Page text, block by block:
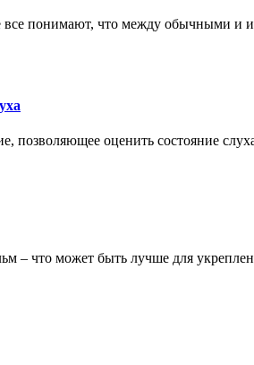
понимают, что между обычными и
позволяющее оценить состояние
что может быть лучше для